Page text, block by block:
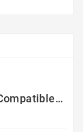
Pack 2 Cartouches Compatible Avec HP 301 XL Noir Et Couleur